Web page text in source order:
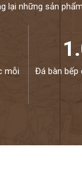
lại những sản
mỗi
Đá bàn bếp